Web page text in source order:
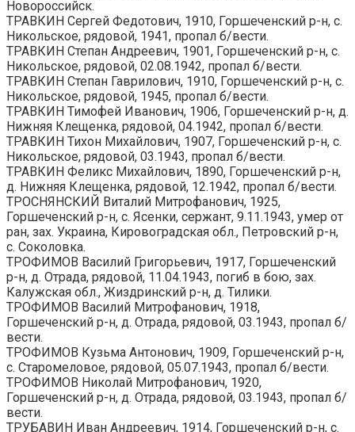
Новороссийск.
ТРАВКИН Сергей Федотович, 1910, Горшеченский р-н, с.
Никольское, рядовой, 1941, пропал б/вести.
ТРАВКИН Степан Андреевич, 1901, Горшеченский р-н, с.
Никольское, рядовой, 02.08.1942, пропал б/вести.
ТРАВКИН Степан Гаврилович, 1910, Горшеченский р-н, с.
Никольское, рядовой, 1945, пропал б/вести.
ТРАВКИН Тимофей Иванович, 1906, Горшеченский р-н, д.
Нижняя Клещенка, рядовой, 04.1942, пропал б/вести.
ТРАВКИН Тихон Михайлович, 1907, Горшеченский р-н, с.
Никольское, рядовой, 03.1943, пропал б/вести.
ТРАВКИН Феликс Михайлович, 1890, Горшеченский р-н,
д. Нижняя Клещенка, рядовой, 12.1942, пропал б/вести.
ТРОСНЯНСКИЙ Виталий Митрофанович, 1925,
Горшеченский р-н, с. Ясенки, сержант, 9.11.1943, умер от
ран, зах. Украина, Кировоградская обл., Петровский р-н,
с. Соколовка.
ТРОФИМОВ Василий Григорьевич, 1917, Горшеченский
р-н, д. Отрада, рядовой, 11.04.1943, погиб в бою, зах.
Калужская обл., Жиздринский р-н, д. Тилики.
ТРОФИМОВ Василий Митрофанович, 1918,
Горшеченский р-н, д. Отрада, рядовой, 03.1943, пропал б/
вести.
ТРОФИМОВ Кузьма Антонович, 1909, Горшеченский р-н,
с. Старомеловое, рядовой, 05.07.1943, пропал б/вести.
ТРОФИМОВ Николай Митрофанович, 1920,
Горшеченский р-н, д. Отрада, рядовой, 03.1943, пропал б/
вести.
ТРУБАВИН Иван Андреевич, 1914, Горшеченский р-н, с.